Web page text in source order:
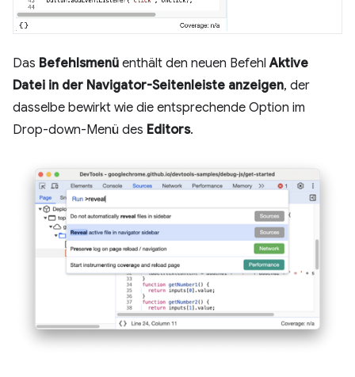
Das Befehlsmenü enthält den neuen BefehlAktive
Datei in der Navigator-Seitenleiste anzeigen, der
dasselbe bewirkt wie die entsprechende Option im
Drop-down-Menü des Editors.